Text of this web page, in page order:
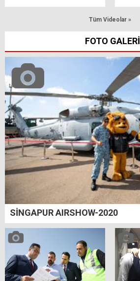
Tüm Videolar »
FOTO GALERİ
SİNGAPUR AIRSHOW-2020